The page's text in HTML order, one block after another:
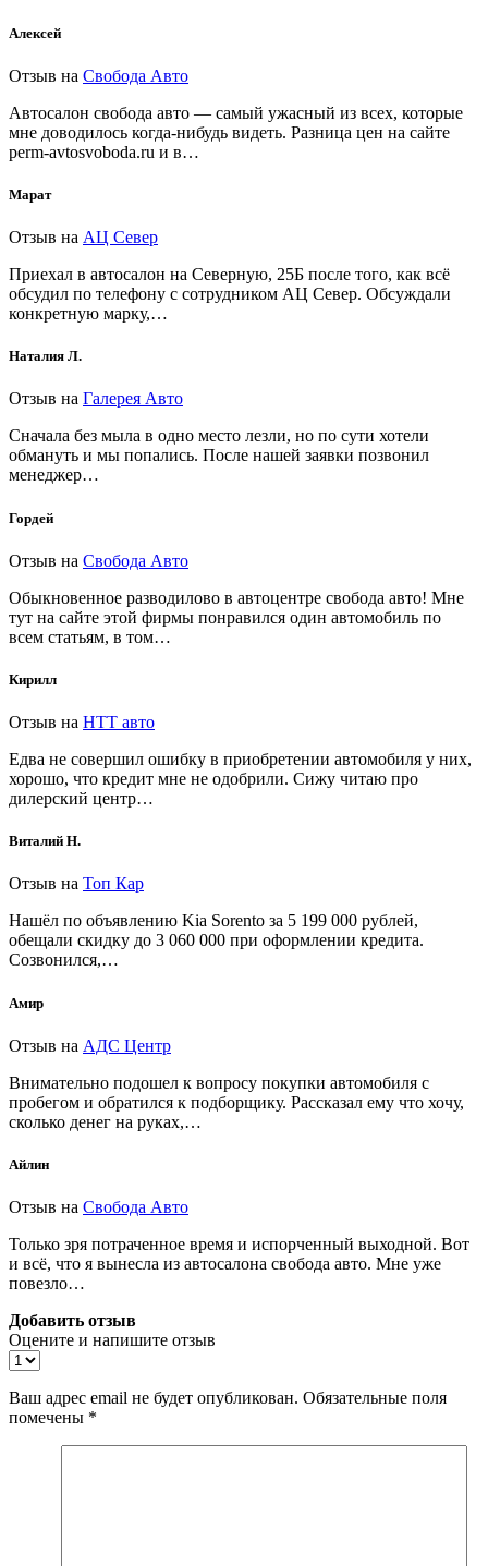
Алексей
Отзыв на Свобода Авто
Автосалон свобода авто — самый ужасный из всех, которые
мне доводилось когда-нибудь видеть. Разница цен на сайте
perm-avtosvoboda.ru и в…
Марат
Отзыв на АЦ Север
Приехал в автосалон на Северную, 25Б после того, как всё
обсудил по телефону с сотрудником АЦ Север. Обсуждали
конкретную марку,…
Наталия Л.
Отзыв на Галерея Авто
Сначала без мыла в одно место лезли, но по сути хотели
обмануть и мы попались. После нашей заявки позвонил
менеджер…
Гордей
Отзыв на Свобода Авто
Обыкновенное разводилово в автоцентре свобода авто! Мне
тут на сайте этой фирмы понравился один автомобиль по
всем статьям, в том…
Кирилл
Отзыв на НТТ авто
Едва не совершил ошибку в приобретении автомобиля у них,
хорошо, что кредит мне не одобрили. Сижу читаю про
дилерский центр…
Виталий Н.
Отзыв на Топ Кар
Нашёл по объявлению Kia Sorento за 5 199 000 рублей,
обещали скидку до 3 060 000 при оформлении кредита.
Созвонился,…
Амир
Отзыв на АДС Центр
Внимательно подошел к вопросу покупки автомобиля с
пробегом и обратился к подборщику. Рассказал ему что хочу,
сколько денег на руках,…
Айлин
Отзыв на Свобода Авто
Только зря потраченное время и испорченный выходной. Вот
и всё, что я вынесла из автосалона свобода авто. Мне уже
повезло…
Добавить отзыв
Оцените и напишите отзыв
Ваш адрес email не будет опубликован. Обязательные поля
помечены *